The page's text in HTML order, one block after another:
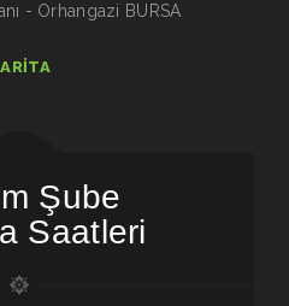
- Orhangazi BURSA
Şube
Saatleri